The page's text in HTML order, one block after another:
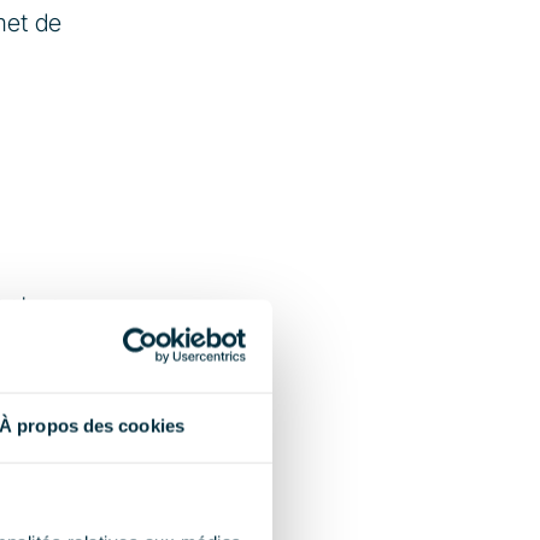
À propos des cookies
de
un